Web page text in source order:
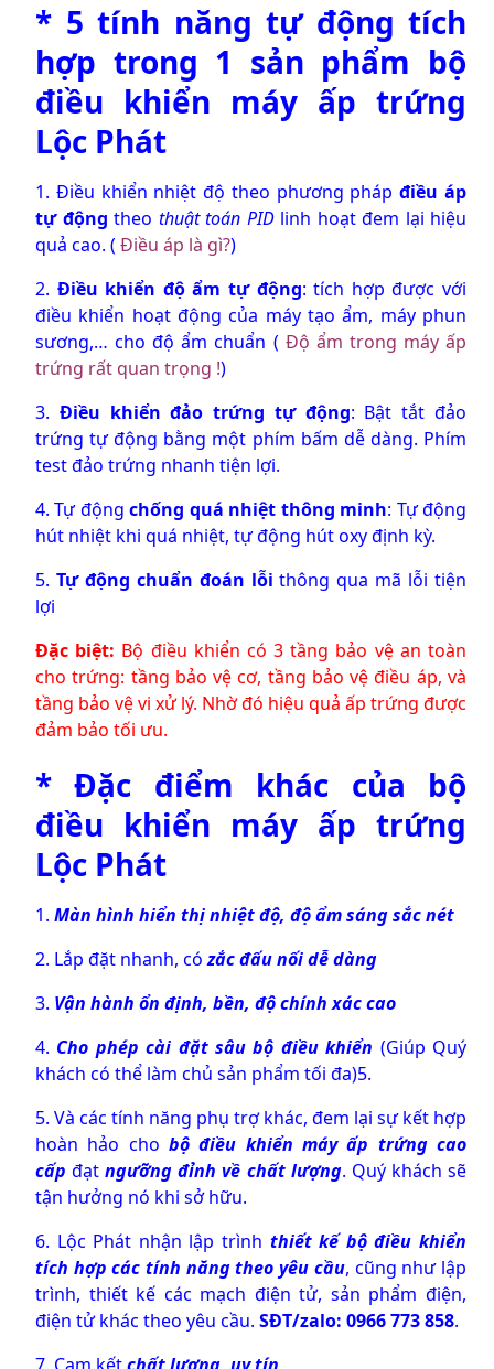
* 5 tính năng tự động tích
hợp trong 1 sản phẩm bộ
điều khiển máy ấp trứng
Lộc Phát
1. Điều khiển nhiệt độ theo phương pháp điều áp
tự động theo thuật toán PIDlinh hoạt đem lại hiệu
quả cao. ( Điều áp là gì?)
2. Điều khiển độ ẩm tự động: tích hợp được với
điều khiển hoạt động của máy tạo ẩm, máy phun
sương,… cho độ ẩm chuẩn ( Độ ẩm trong máy ấp
trứng rất quan trọng !)
3. Điều khiển đảo trứng tự động: Bật tắt đảo
trứng tự động bằng một phím bấm dễ dàng. Phím
test đảo trứng nhanh tiện lợi.
4. Tự độngchống quá nhiệt thông minh: Tự động
hút nhiệt khi quá nhiệt, tự động hút oxy định kỳ.
5. Tự động chuẩn đoán lỗi thông qua mã lỗi tiện
lợi
Đặc biệt: Bộ điều khiển có 3 tầng bảo vệ an toàn
cho trứng: tầng bảo vệ cơ, tầng bảo vệ điều áp, và
tầng bảo vệ vi xử lý. Nhờ đó hiệu quả ấp trứng được
đảm bảo tối ưu.
* Đặc điểm khác của bộ
điều khiển máy ấp trứng
Lộc Phát
1. Màn hình hiển thị nhiệt độ, độ ẩm sáng sắc nét
2. Lắp đặt nhanh, cózắc đấu nối dễ dàng
3. Vận hành ổn định, bền, độ chính xác cao
4. Cho phép cài đặt sâu bộ điều khiển (Giúp Quý
khách có thể làm chủ sản phẩm tối đa)5.
5. Và các tính năng phụ trợ khác, đem lại sự kết hợp
hoàn hảo cho bộ điều khiển máy ấp trứng cao
cấpđạtngưỡng đỉnh về chất lượng. Quý khách sẽ
tận hưởng nó khi sở hữu.
6. Lộc Phát nhận lập trình thiết kế bộ điều khiển
tích hợp các tính năng theo yêu cầu, cũng như lập
trình, thiết kế các mạch điện tử, sản phẩm điện,
điện tử khác theo yêu cầu. SĐT/zalo: 0966 773 858.